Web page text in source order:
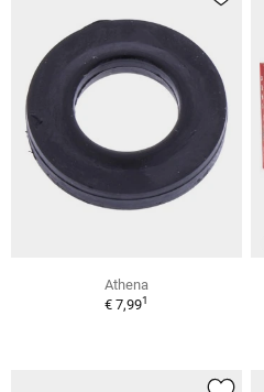
Athena
€ 7,991